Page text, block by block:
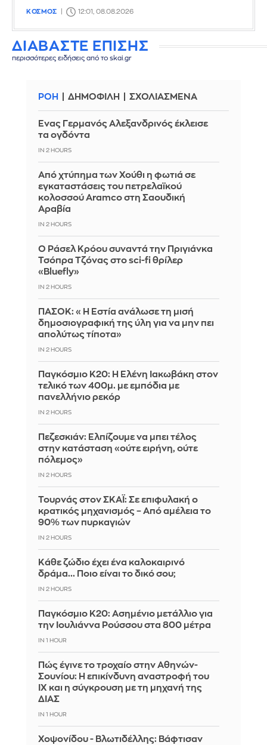
ΚΟΣΜΟΣ 12:01, 08.08.2026
ΔΙΑΒΑΣΤΕ ΕΠΙΣΗΣ
περισσότερες ειδήσεις από το skai.gr
ΡΟΗ ΔΗΜΟΦΙΛΗ ΣΧΟΛΙΑΣΜΕΝΑ
Ένας Γερμανός Αλεξανδρινός έκλεισε
τα ογδόντα
IN 2 HOURS
Από χτύπημα των Χούθι η φωτιά σε
εγκαταστάσεις του πετρελαϊκού
κολοσσού Aramco στη Σαουδική
Αραβία
IN 2 HOURS
Ο Ράσελ Κρόου συναντά την Πριγιάνκα
Τσόπρα Τζόνας στο sci-fi θρίλερ
«Bluefly»
IN 2 HOURS
ΠΑΣΟΚ: «Η Εστία ανάλωσε τη μισή
δημοσιογραφική της ύλη για να μην πει
απολύτως τίποτα»
IN 2 HOURS
Παγκόσμιο Κ20: Η Ελένη Ιακωβάκη στον
τελικό των 400μ. με εμπόδια με
πανελλήνιο ρεκόρ
IN 2 HOURS
Πεζεσκιάν: Ελπίζουμε να μπει τέλος
στην κατάσταση «ούτε ειρήνη, ούτε
πόλεμος»
IN 2 HOURS
Τουρνάς στον ΣΚΑΪ: Σε επιφυλακή ο
κρατικός μηχανισμός – Από αμέλεια το
90% των πυρκαγιών
IN 2 HOURS
Κάθε ζώδιο έχει ένα καλοκαιρινό
δράμα... Ποιο είναι το δικό σου;
IN 2 HOURS
Παγκόσμιο Κ20: Ασημένιο μετάλλιο για
την Ιουλιάννα Ρούσσου στα 800 μέτρα
IN 1 HOUR
Πώς έγινε το τροχαίο στην Αθηνών-
Σουνίου: Η επικίνδυνη αναστροφή του
ΙΧ και η σύγκρουση με τη μηχανή της
ΔΙΑΣ
IN 1 HOUR
Χοψονίδου - Βλωτιδέλλης: Βάφτισαν